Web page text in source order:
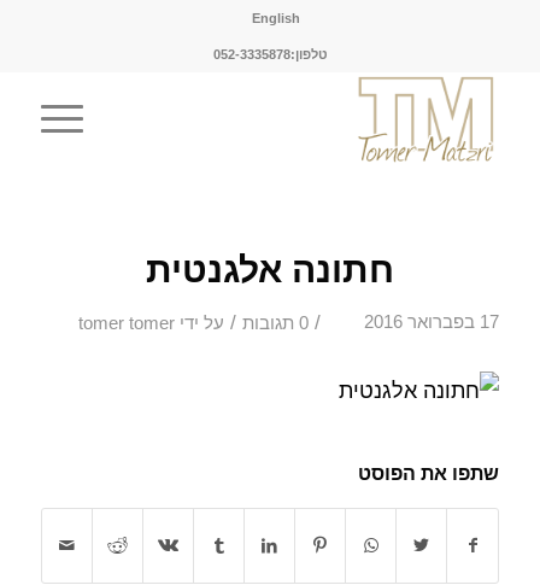
English
טלפון:052-3335878
חתונה אלגנטית
17 בפברואר 2016 / 0 תגובות / על ידי tomer tomer
שתפו את הפוסט